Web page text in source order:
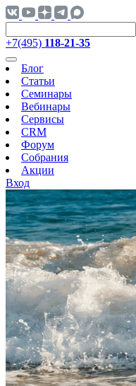
+7(495) 118-21-35
Блог
Статьи
Семинары
Вебинары
Сервисы
CRM
Форум
Собрания
Акции
Вход